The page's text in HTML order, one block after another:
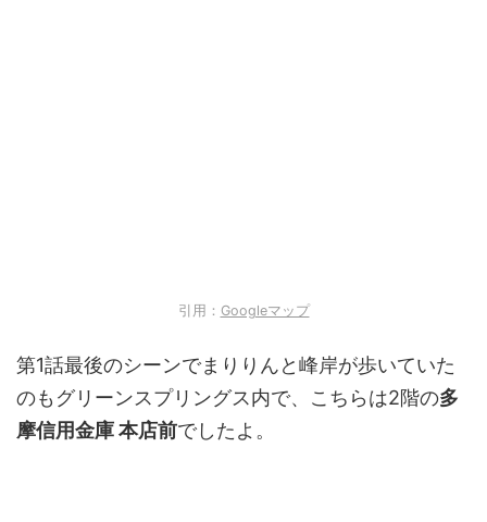
引用： Googleマップ
第1話最後のシーンでまりりんと峰岸が歩いていた
のもグリーンスプリングス内で、こちらは2階の多
摩信用金庫 本店前でしたよ。